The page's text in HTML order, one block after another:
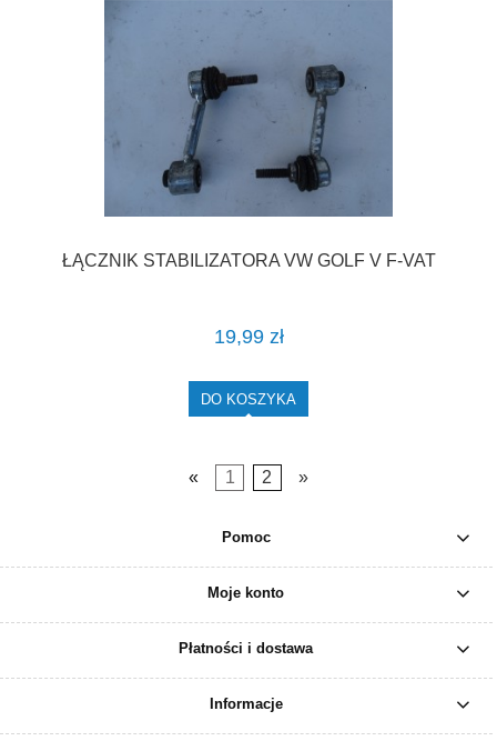
ŁĄCZNIK STABILIZATORA VW GOLF V F-VAT
19,99 zł
DO KOSZYKA
« 1 2 »
Pomoc
Moje konto
Płatności i dostawa
Informacje